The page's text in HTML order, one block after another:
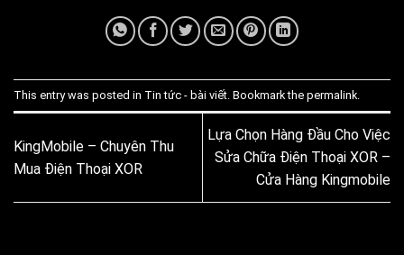
This entry was posted in Tin tức - bài viết . Bookmark the permalink
KingMobile – Chuyên Thu
Mua Điện Thoại XOR
Lựa Chọn Hàng Đầu Cho Việc
Sửa Chữa Điện Thoại XOR –
Cửa Hàng Kingmobile